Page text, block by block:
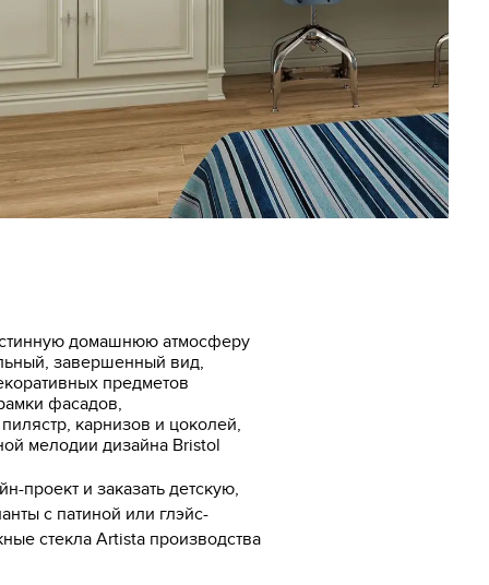
домашнюю атмосферу
завершенный вид,
предметов
фасадов,
карнизов и цоколей,
мелодии дизайна Bristol
проект и заказать детскую,
с патиной или глэйс-
стекла Artista производства